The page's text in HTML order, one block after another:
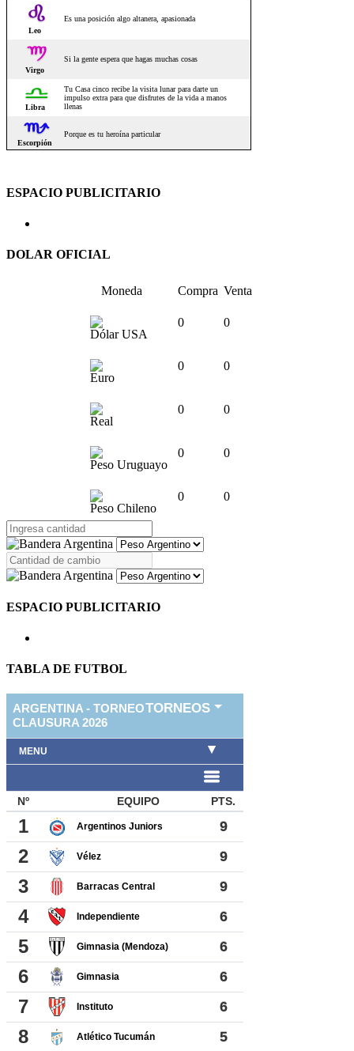
ESPACIO PUBLICITARIO
DOLAR OFICIAL
Moneda Compra Venta
Dólar USA
0 0
Euro
0 0
Real
0 0
Peso Uruguayo
0 0
Peso Chileno
0 0
ESPACIO PUBLICITARIO
TABLA DE FUTBOL